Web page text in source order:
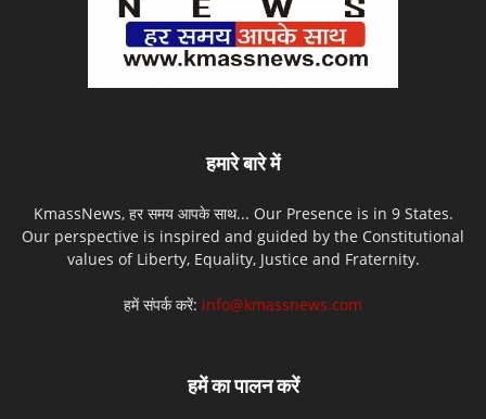
हमारे बारे में
KmassNews, हर समय आपके साथ... Our Presence is in 9 States.
Our perspective is inspired and guided by the Constitutional
values of Liberty, Equality, Justice and Fraternity.
हमें संपर्क करें: info@kmassnews.com
हमें का पालन करें